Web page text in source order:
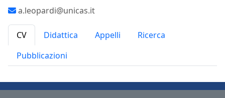
a.leopardi@unicas.it
CV Didattica Appelli
Ricerca
Pubblicazioni